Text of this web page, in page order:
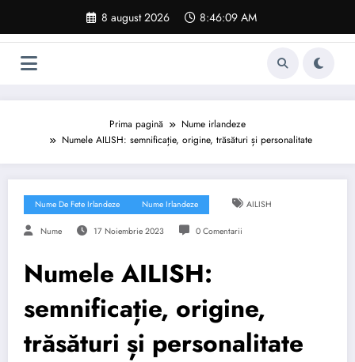
conținut
8 august 2026 8:46:10 AM
Prima pagină
Nume irlandeze
Numele AILISH: semnificație, origine, trăsături și personalitate
Nume De Fete Irlandeze Nume Irlandeze AILISH
Nume 17 Noiembrie 2023 0 Comentarii
Numele AILISH:
semnificație, origine,
trăsături și personalitate